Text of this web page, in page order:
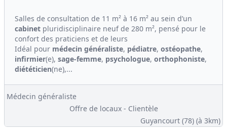
Salles de consultation de 11 m² à 16 m² au sein d’un
cabinet pluridisciplinaire neuf de 280 m², pensé pour le
confort des praticiens et de leurs
Idéal pour médecin généraliste, pédiatre, ostéopathe,
infirmier(e), sage-femme, psychologue, orthophoniste,
diététicien(ne),...
Médecin généraliste
Offre de locaux - Clientèle
Guyancourt (78) (à 3km)